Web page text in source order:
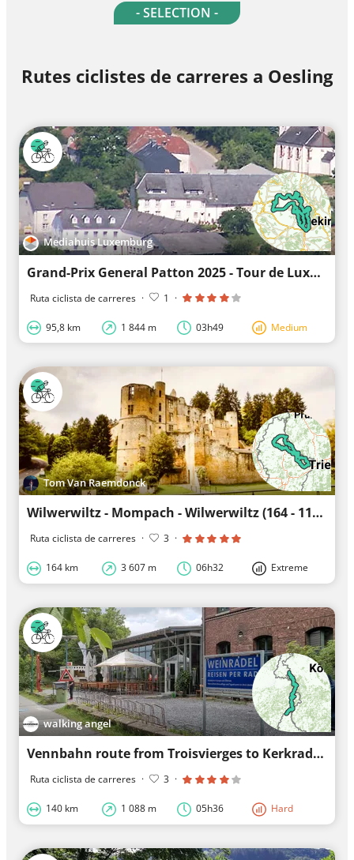
- SELECTION -
Rutes ciclistes de carreres a Oesling
Mediahuis Luxemburg
Grand-Prix General Patton 2025 - Tour de Luxembourg
Ruta ciclista de carreres · 1 ·
95,8 km 1 844 m 03h49 Medium
Tom Van Raemdonck
Wilwerwiltz - Mompach - Wilwerwiltz (164 - 117 - 99 km)
Ruta ciclista de carreres · 3 ·
164 km 3 607 m 06h32 Extreme
walking angel
Vennbahn route from Troisvierges to Kerkrade
Ruta ciclista de carreres · 3 ·
140 km 1 088 m 05h36 Hard